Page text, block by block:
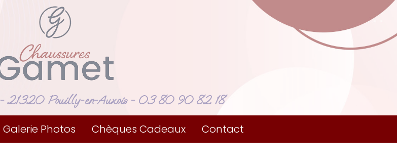
- 21320 Pouilly-en-Auxois - 03 80 90 82 18
Galerie Photos Chèques Cadeaux Contact